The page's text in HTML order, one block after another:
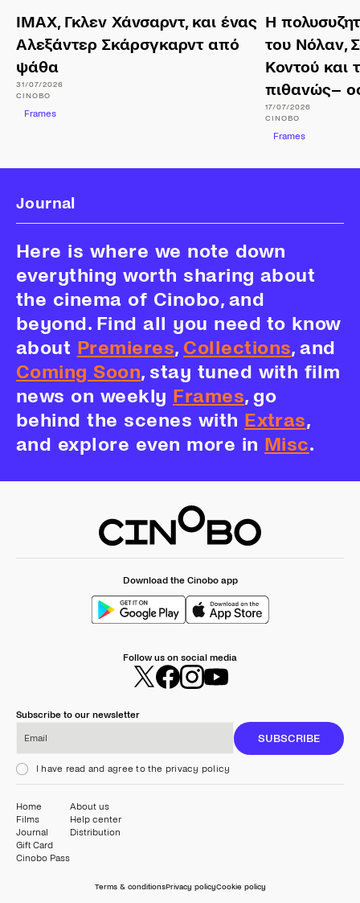
ΙΜΑΧ, Γκλεν Χάνσαρντ, και ένας
Αλεξάντερ Σκάρσγκαρντ από
ψάθα
31/07/2026
CINOBO
Frames
Η
του Νόλαν,
Κοντού και
πιθανώς–
17/07/2026
CINOBO
Frames
Journal
Here is where we note down
everything worth sharing about
the cinema of Cinobo, and
beyond. Find all you need to know
about Premieres, Collections, and
Coming Soon, stay tuned with film
news on weekly Frames, go
behind the scenes with Extras,
and explore even more in Misc.
Download the Cinobo app
Follow us on social media
Subscribe to our newsletter
SUBSCRIBE
I have read and agree to the privacy policy
Home
Films
Journal
Gift Card
Cinobo Pass
About us
Help center
Distribution
Terms & conditionsPrivacy policyCookie policy